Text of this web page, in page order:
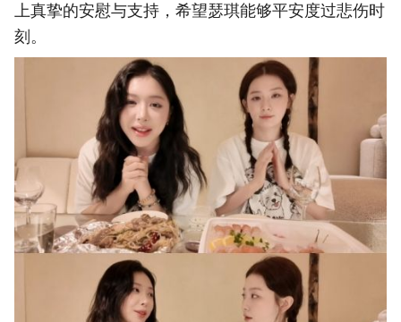
上真挚的安慰与支持，希望瑟琪能够平安度过悲伤时
刻。